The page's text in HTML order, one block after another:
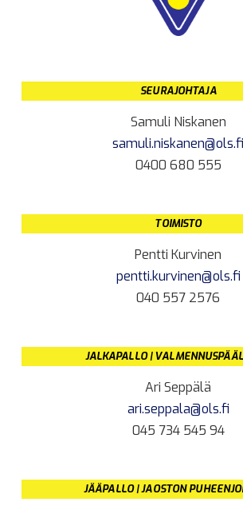
SEURAJOHTAJA
Samuli Niskanen
samuli.niskanen@ols.fi
0400 680 555
TOIMISTO
Pentti Kurvinen
pentti.kurvinen@ols.fi
040 557 2576
JALKAPALLO |
Ari Seppälä
ari.seppala@ols.fi
045 734 545 94
JÄÄPALLO | JAOSTON